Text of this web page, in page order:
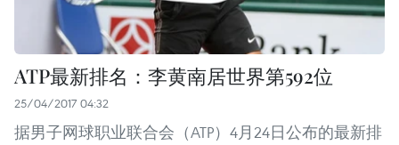
ATP最新排名：李黄南居世界第592位
25/04/2017 04:32
据男子网球职业联合会（ATP）4月24日公布的最新排